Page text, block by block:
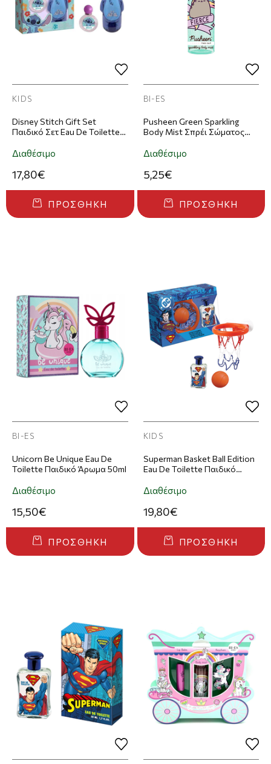
KIDS
Disney Stitch Gift Set
Παιδικό Σετ Eau De Toilette
Αφρόλουτρο 300ml
Διαθέσιμο
17,80€
ΠΡΟΣΘΉΚΗ
BI-ES
Pusheen Green Sparkling
Body Mist Σπρέι Σώματος
Διαθέσιμο
5,25€
ΠΡΟΣΘΉΚΗ
BI-ES
Unicorn Be Unique Eau De
Toilette Παιδικό Άρωμα 50ml
Διαθέσιμο
15,50€
ΠΡΟΣΘΉΚΗ
KIDS
Superman Basket Ball Edition
Eau De Toilette Παιδικό
Βεντούζες + Μπάλα
Διαθέσιμο
19,80€
ΠΡΟΣΘΉΚΗ